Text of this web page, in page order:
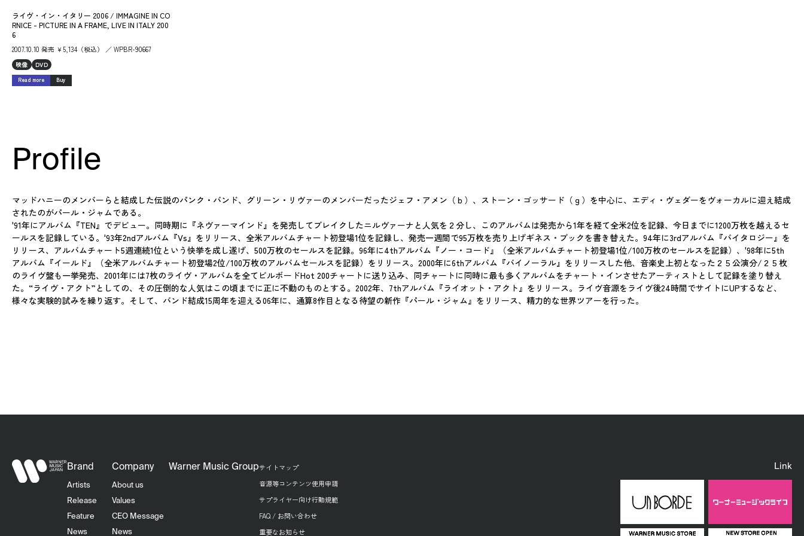
ライヴ・イン・イタリー 2006 / IMMAGINE IN CO
RNICE - PICTURE IN A FRAME, LIVE IN ITALY 200
6
2007.10.10 発売 ￥5,134（税込） ／ WPBR-90667
映像 DVD
Read more Buy
Profile
マッドハニーのメンバーらと結成した伝説のパンク・バンド、グリーン・リヴァーのメンバーだったジェフ・アメン（ｂ）、ストーン・ゴッサード（ｇ）を中心に、エディ・ヴェダーをヴォーカルに迎え結成
されたのがパール・ジャムである。
'91年にアルバム『TEN』でデビュー。同時期に『ネヴァーマインド』を発売してブレイクしたニルヴァーナと人気を２分し、このアルバムは発売から1年を経て全米2位を記録、今日までに1200万枚を越えるセ
ールスを記録している。'93年2ndアルバム『Vs』をリリース、全米アルバムチャート初登場1位を記録し、発売一週間で95万枚を売り上げギネス・ブックを書き替えた。94年に3rdアルバム『バイタロジー』を
リリース、アルバムチャート5週連続1位という快挙を成し遂げ、500万枚のセールスを記録。96年に4thアルバム『ノー・コード』（全米アルバムチャート初登場1位/100万枚のセールスを記録）、'98年に5th
アルバム『イールド』（全米アルバムチャート初登場2位/100万枚のアルバムセールスを記録）をリリース。2000年に6thアルバム『バイノーラル』をリリースした他、音楽史上初となった２５公演分/２５枚
のライヴ盤も一挙発売、2001年には7枚のライヴ・アルバムを全てビルボードHot 200チャートに送り込み、同チャートに同時に最も多くアルバムをチャート・インさせたアーティストとして記録を塗り替え
た。“ライヴ・アクト”としての、その圧倒的な人気はこの頃までに正に不動のものとする。2002年、7thアルバム『ライオット・アクト』をリリース。ライヴ音源をライヴ後24時間でサイトにUPするなど、
様々な実験的試みを繰り返す。そして、バンド結成15周年を迎える06年に、通算8作目となる待望の新作『パール・ジャム』をリリース、精力的な世界ツアーを行った。
Brand
Artists
Release
Feature
News
Company
About us
Values
CEO Message
News
Warner Music Groupサイトマップ
音源等コンテンツ使用申請
サプライヤー向け行動規範
FAQ / お問い合わせ
重要なお知らせ
Link